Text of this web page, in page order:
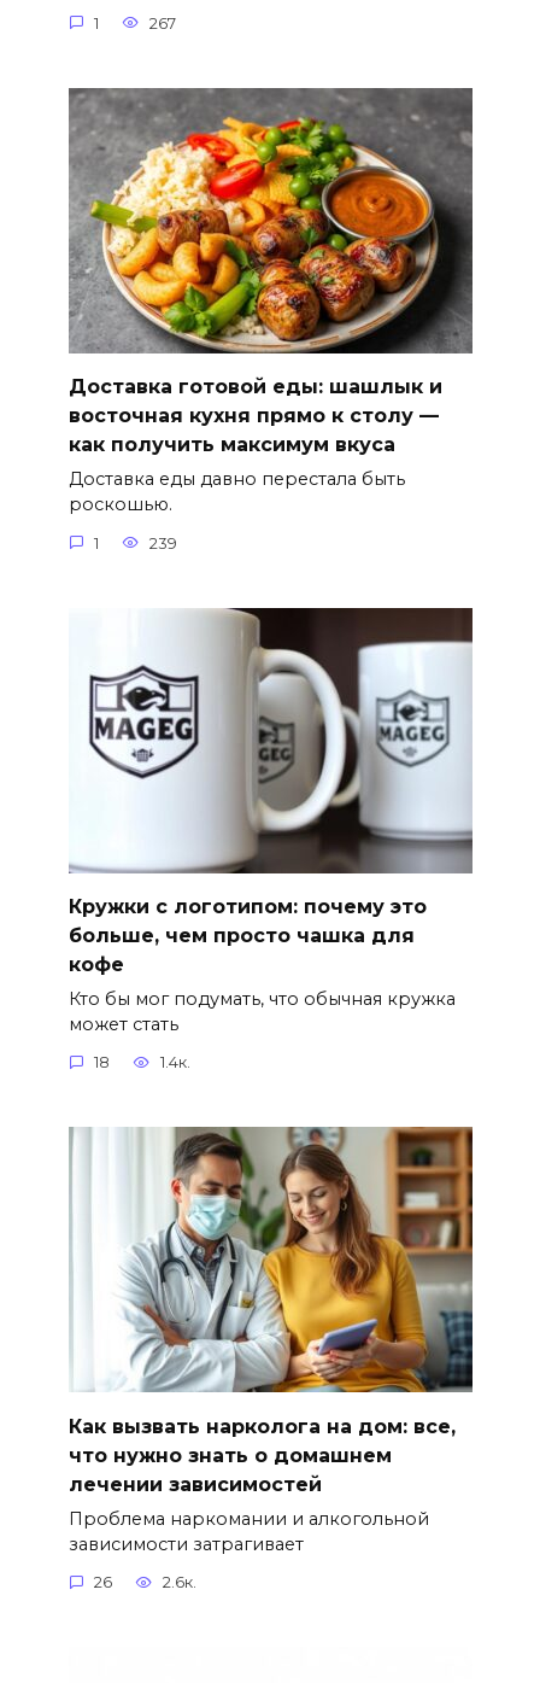
1 267
Доставка готовой еды: шашлык и
восточная кухня прямо к столу —
как получить максимум вкуса
Доставка еды давно перестала быть
роскошью.
1 239
Кружки с логотипом: почему это
больше, чем просто чашка для
кофе
Кто бы мог подумать, что обычная кружка
может стать
18 1.4к.
Как вызвать нарколога на дом: все,
что нужно знать о домашнем
лечении зависимостей
Проблема наркомании и алкогольной
зависимости затрагивает
26 2.6к.